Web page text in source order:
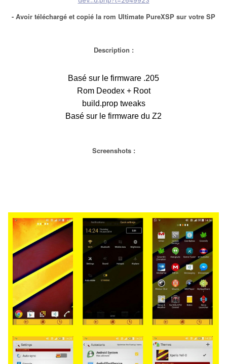
- Avoir téléchargé et copié la rom Ultimate PureXSP sur votre SP
Description :
Basé sur le firmware .205
Rom Deodex + Root
build.prop tweaks
Basé sur le firmware du Z2
Screenshots :